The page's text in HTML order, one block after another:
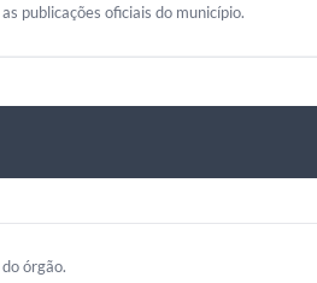
publicações oficiais do município.
órgão.